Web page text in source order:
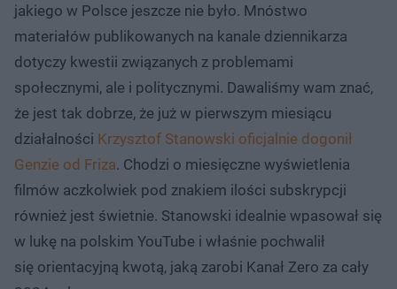
jakiego w Polsce jeszcze nie było. Mnóstwo
materiałów publikowanych na kanale dziennikarza
dotyczy kwestii związanych z problemami
społecznymi, ale i politycznymi. Dawaliśmy wam znać,
że jest tak dobrze, że już w pierwszym miesiącu
działalności Krzysztof Stanowski oficjalnie dogonił
Genzie od Friza. Chodzi o miesięczne wyświetlenia
filmów aczkolwiek pod znakiem ilości subskrypcji
również jest świetnie. Stanowski idealnie wpasował się
w lukę na polskim YouTube i właśnie pochwalił
się orientacyjną kwotą, jaką zarobi Kanał Zero za cały